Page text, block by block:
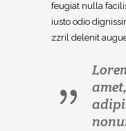
feugiat nulla
iusto odio
zzril delenit